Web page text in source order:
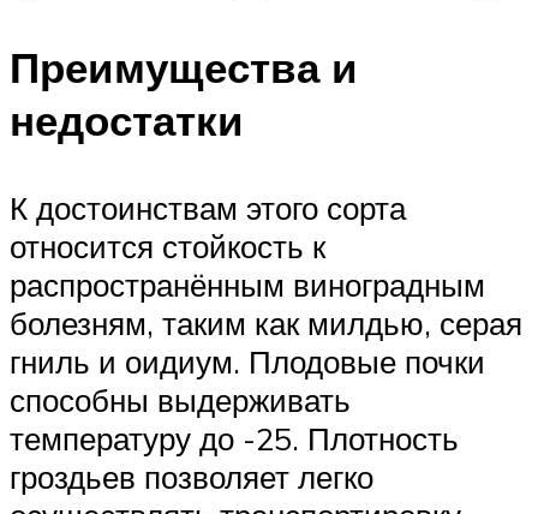
Преимущества и
недостатки
К достоинствам этого сорта
относится стойкость к
распространённым виноградным
болезням, таким как милдью, серая
гниль и оидиум. Плодовые почки
способны выдерживать
температуру до -25. Плотность
гроздьев позволяет легко